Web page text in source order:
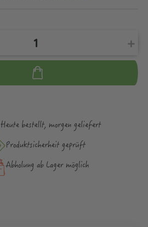
Heute bestellt, morgen geliefert
Produktsicher­heit geprüft
Abholung ab Lager möglich